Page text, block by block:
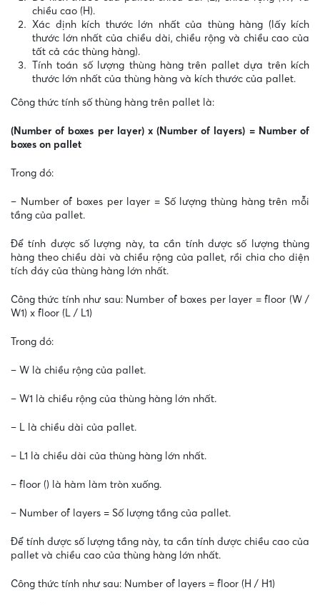
chiều cao (H).
Xác định kích thước lớn nhất của thùng hàng (lấy kích
thước lớn nhất của chiều dài, chiều rộng và chiều cao của
tất cả các thùng hàng).
Tính toán số lượng thùng hàng trên pallet dựa trên kích
thước lớn nhất của thùng hàng và kích thước của pallet.
Công thức tính số thùng hàng trên pallet là:
(Number of boxes per layer) x (Number of layers) = Number of
boxes on pallet
Trong đó:
– Number of boxes per layer = Số lượng thùng hàng trên mỗi
tầng của pallet.
Để tính được số lượng này, ta cần tính được số lượng thùng
hàng theo chiều dài và chiều rộng của pallet, rồi chia cho diện
tích đáy của thùng hàng lớn nhất.
Công thức tính như sau: Number of boxes per layer = floor (W /
W1) x floor (L / L1)
Trong đó:
– W là chiều rộng của pallet.
– W1 là chiều rộng của thùng hàng lớn nhất.
– L là chiều dài của pallet.
– L1 là chiều dài của thùng hàng lớn nhất.
– floor () là hàm làm tròn xuống.
– Number of layers = Số lượng tầng của pallet.
Để tính được số lượng tầng này, ta cần tính được chiều cao của
pallet và chiều cao của thùng hàng lớn nhất.
Công thức tính như sau: Number of layers = floor (H / H1)